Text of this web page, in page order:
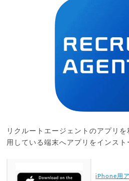
リクルートエージェントのアプリ
用している端末へアプリをインスト
iPhone用